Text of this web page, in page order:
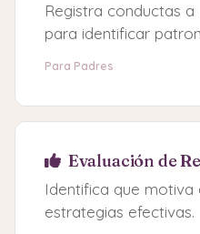
Registra conductas
para identificar
Para Padres
Evaluación de
Identifica que motiva
estrategias efectivas.